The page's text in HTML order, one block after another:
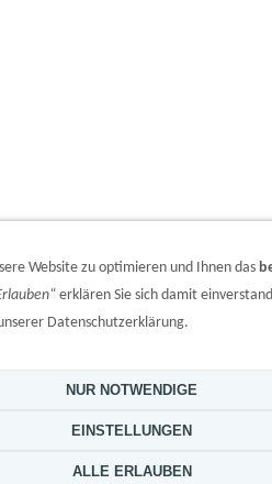
Website zu optimieren und Ihnen das
erklären Sie sich damit
Datenschutzerklärung.
NUR NOTWENDIGE
EINSTELLUNGEN
ALLE ERLAUBEN